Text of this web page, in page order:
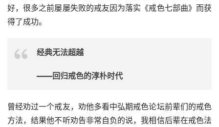
好，很多之前屡屡失败的戒友因为落实《戒色七部曲》而获
得了成功。
经典无法超越
——回归戒色的淳朴时代
曾经劝过一个戒友，劝他多看中弘期戒色论坛前辈们的戒色
方法，结果他不听劝告非常自负的说，我相信后辈在戒色法